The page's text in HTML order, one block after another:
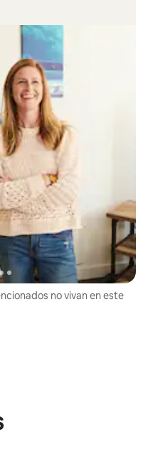
no vivan en este